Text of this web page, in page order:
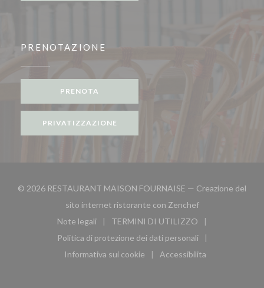
PRENOTAZIONE
PRENOTA
PRIVATIZZAZIONE
© 2026 RESTAURANT MAISON FOURNAISE — Creazione del
sito internet ristorante con Zenchef((apre una nuova
Note legali
((apre una nuova finestra))
TERMINI DI UTILIZZO
((apre una nuova finestra))
Politica di protezione dei dati personali
((apre una nuova finestra))
Informativa sui cookie
((apre una nuova finestra))
Accessibilita